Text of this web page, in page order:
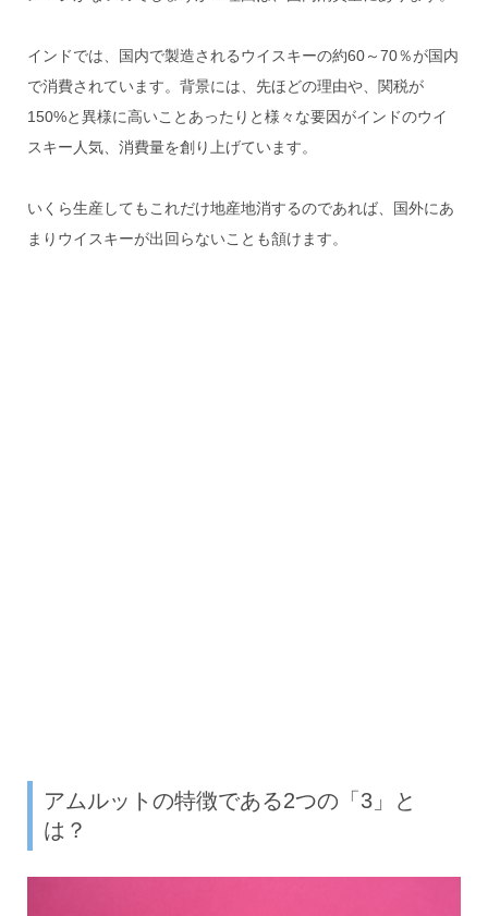
インドでは、国内で製造されるウイスキーの約60～70％が国内
で消費されています。背景には、先ほどの理由や、関税が
150%と異様に高いことあったりと様々な要因がインドのウイ
スキー人気、消費量を創り上げています。
いくら生産してもこれだけ地産地消するのであれば、国外にあ
まりウイスキーが出回らないことも頷けます。
アムルットの特徴である2つの「3」と
は？